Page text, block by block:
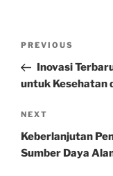
Previous
Post
PREVIOUS
Inovasi
untuk Kesehatan
Next
Post
NEXT
Keberlanjutan
Sumber Daya